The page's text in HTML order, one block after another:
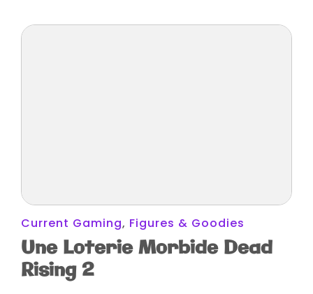
Current Gaming, Figures & Goodies
Une Loterie Morbide Dead
Rising 2